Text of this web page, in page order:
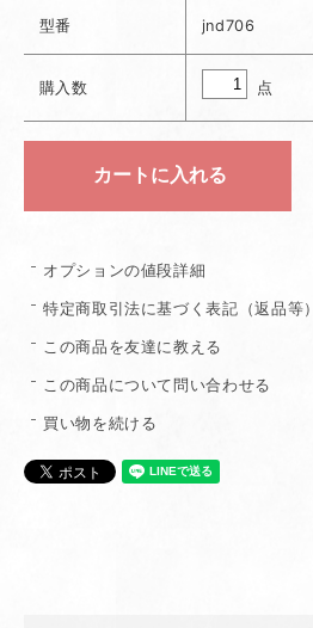
型番 jnd706
購入数 点
オプションの値段詳細
特定商取引法に基づく表記（返品等）
この商品を友達に教える
この商品について問い合わせる
買い物を続ける